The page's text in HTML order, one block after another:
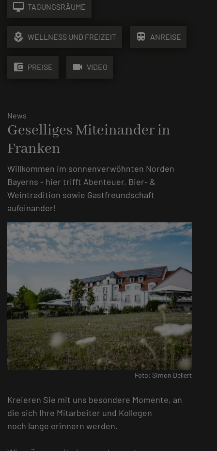
desktop_mac TAGUNGSRÄUME
local_florist WELLNESS UND FREIZEIT train ANREISE
account_balance_wallet PREISE videocam VIDEO
News
Geselliges Miteinander in
Franken
Willkommen im sonnenverwöhnten Norden
Bayerns - hier trifft Abenteuer, Bier- &
Weintradition sowie Gastfreundschaft
aufeinander!
Foto: Simon Dellert
Kreieren Sie mit uns besondere Momente, an
die sich Ihre Mitarbeiter und Kollegen
noch lange erinnern werden.